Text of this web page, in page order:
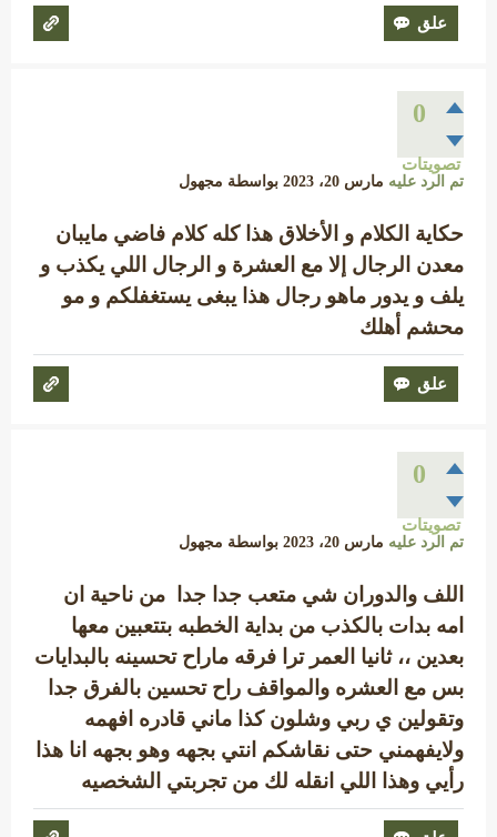
0
تصويتات
تم الرد عليه مارس 20، 2023 بواسطة مجهول
حكاية الكلام و الأخلاق هذا كله كلام فاضي مايبان
معدن الرجال إلا مع العشرة و الرجال اللي يكذب و
يلف و يدور ماهو رجال هذا يبغى يستغفلكم و مو
محشم أهلك
0
تصويتات
تم الرد عليه مارس 20، 2023 بواسطة مجهول
اللف والدوران شي متعب جدا جدا من ناحية ان
امه بدات بالكذب من بداية الخطبه بتتعبين معها
بعدين ،، ثانيا العمر ترا فرقه ماراح تحسينه بالبدايات
بس مع العشره والمواقف راح تحسين بالفرق جدا
وتقولين ي ربي وشلون كذا ماني قادره افهمه
ولايفهمني حتى نقاشكم انتي بجهه وهو بجهه انا هذا
رأيي وهذا اللي انقله لك من تجربتي الشخصيه